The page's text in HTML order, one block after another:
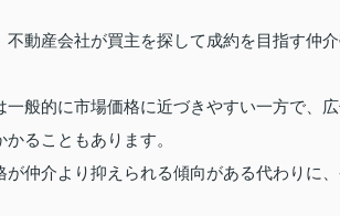
不動産会社が買主を探して成約を目指す仲
般的に市場価格に近づきやすい一方で、
ることもあります。
が仲介より抑えられる傾向がある代わりに